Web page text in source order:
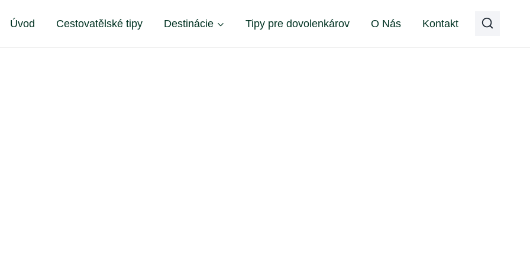
Úvod Cestovatělské tipy Destinácie Tipy pre dovolenkárov O Nás Kontakt